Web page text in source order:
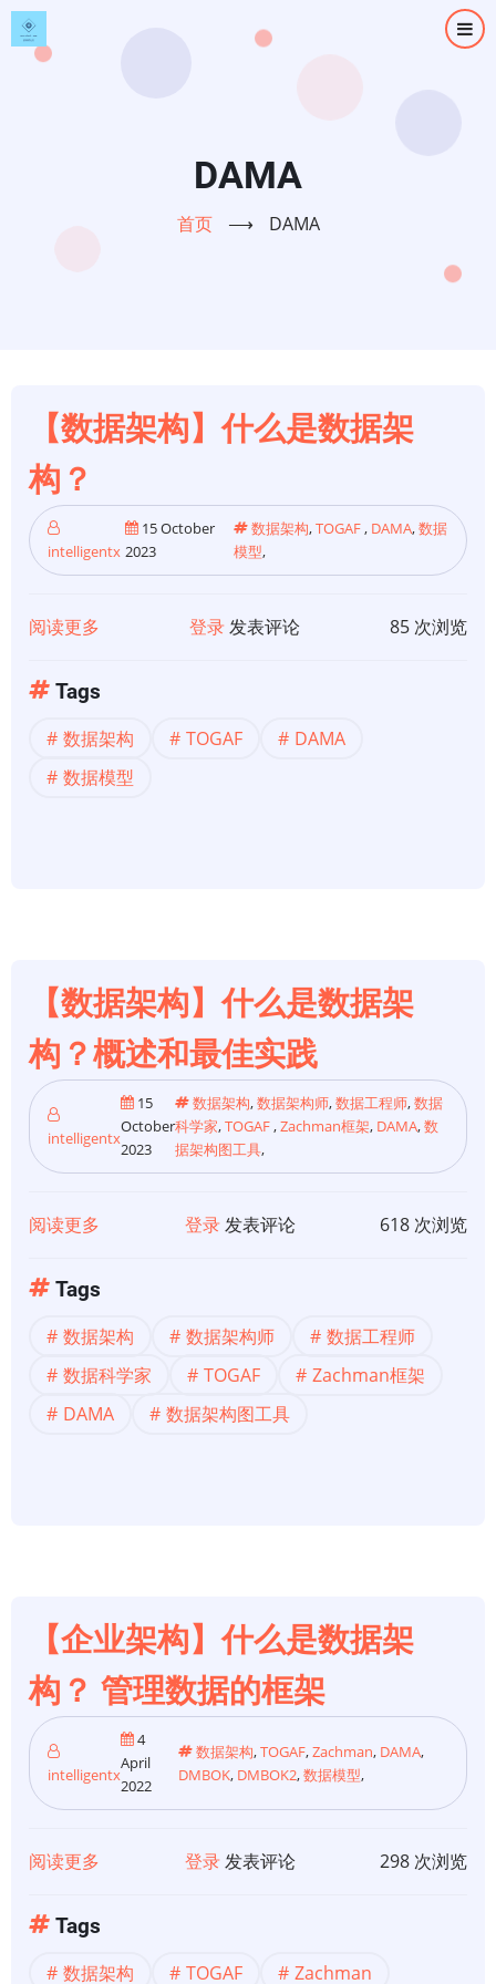
跳
转
DAMA
首页 ⟶ DAMA
【数据架构】什么是数据架
构？
intelligentx
15 October
2023
数据架构,TOGAF, DAMA,数据
模型,
阅读更多
架
构】
构？
登录发表评论 85 次浏览
Tags
数据架构 TOGAF
DAMA
数据模型
【数据架构】什么是数据架
构？概述和最佳实践
intelligentx
15
October
2023
数据架构,数据架构师,数据工程师,数据
科学家,TOGAF,Zachman框架, DAMA,数
据架构图工具,
阅读更多
架
构】
什
述
和
最
登录发表评论 618 次浏览
Tags
数据架构 数据架构师
数据工程师
数据科学家
TOGAF
Zachman框架
DAMA
数据架构图工具
【企业架构】什么是数据架
构？ 管理数据的框架
intelligentx
4
April
2022
数据架构,TOGAF,Zachman, DAMA,
DMBOK, DMBOK2,数据模型,
阅读更多 登录发表评论 298 次浏览
Tags
数据架构 TOGAF Zachman